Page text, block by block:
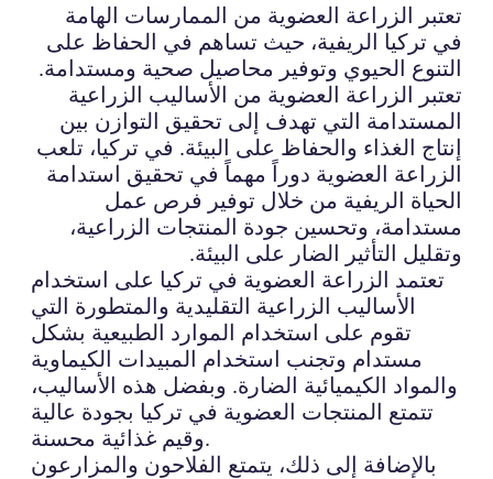
تعتبر الزراعة العضوية من الممارسات الهامة
في تركيا الريفية، حيث تساهم في الحفاظ على
التنوع الحيوي وتوفير محاصيل صحية ومستدامة.
تعتبر الزراعة العضوية من الأساليب الزراعية
المستدامة التي تهدف إلى تحقيق التوازن بين
إنتاج الغذاء والحفاظ على البيئة. في تركيا، تلعب
الزراعة العضوية دوراً مهماً في تحقيق استدامة
الحياة الريفية من خلال توفير فرص عمل
مستدامة، وتحسين جودة المنتجات الزراعية،
وتقليل التأثير الضار على البيئة.
تعتمد الزراعة العضوية في تركيا على استخدام
الأساليب الزراعية التقليدية والمتطورة التي
تقوم على استخدام الموارد الطبيعية بشكل
مستدام وتجنب استخدام المبيدات الكيماوية
والمواد الكيميائية الضارة. وبفضل هذه الأساليب،
تتمتع المنتجات العضوية في تركيا بجودة عالية
وقيم غذائية محسنة.
بالإضافة إلى ذلك، يتمتع الفلاحون والمزارعون